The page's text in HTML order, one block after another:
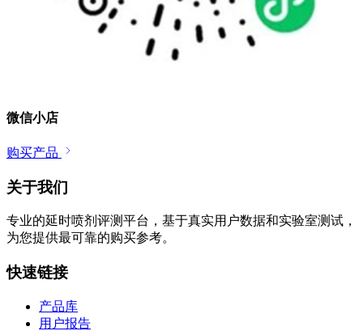
微信小店
购买产品
关于我们
专业的延时喷剂评测平台，基于真实用户数据和实验室测试，
为您提供最可靠的购买参考。
快速链接
产品库
用户报告